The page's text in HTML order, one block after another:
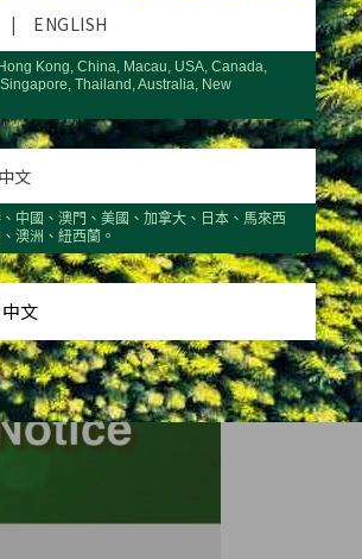
| ENGLISH
Kong, China, Macau, USA, Canada,
Thailand, Australia, New
文
中國、澳門、美國、加拿大、日本、馬來西
澳洲、紐西蘭。
文